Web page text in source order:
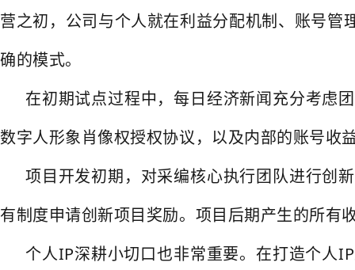
营之初，公司与个人就在利益分配机制、账号
确的模式。
在初期试点过程中，每日经济新闻充分考虑
数字人形象肖像权授权协议，以及内部的账号收
项目开发初期，对采编核心执行团队进行创
有制度申请创新项目奖励。项目后期产生的所有
个人IP深耕小切口也非常重要。在打造个人